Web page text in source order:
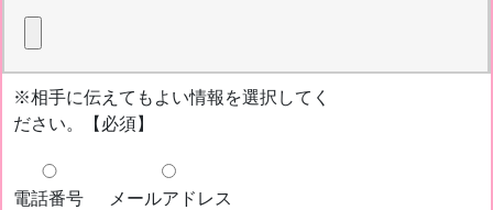
※相手に伝えてもよい情報を選択してく
ださい。【必須】
電話番号 メールアドレス